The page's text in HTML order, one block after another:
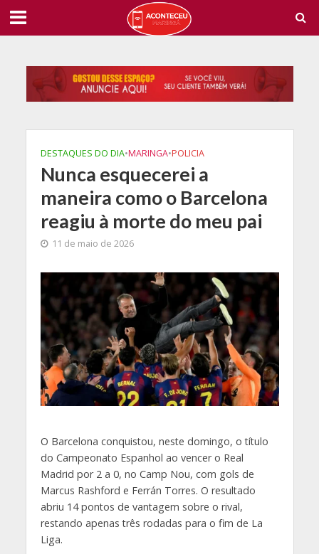
DESTAQUES DO DIA•MARINGA•POLICIA
Nunca esquecerei a
maneira como o Barcelona
reagiu à morte do meu pai
11 de maio de 2026
O Barcelona conquistou, neste domingo, o título
do Campeonato Espanhol ao vencer o Real
Madrid por 2 a 0, no Camp Nou, com gols de
Marcus Rashford e Ferrán Torres. O resultado
abriu 14 pontos de vantagem sobre o rival,
restando apenas três rodadas para o fim de La
Liga.